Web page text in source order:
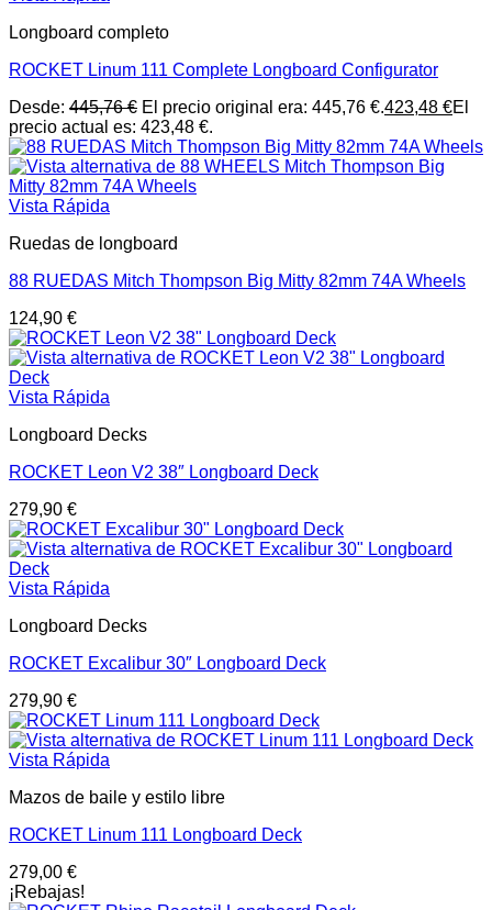
Longboard completo
ROCKET Linum 111 Complete Longboard Configurator
Desde: 445,76€ El precio original era: 445,76 €.423,48 €El
precio actual es: 423,48 €.
Vista Rápida
Ruedas de longboard
88 RUEDAS Mitch Thompson Big Mitty 82mm 74A Wheels
124,90 €
Vista Rápida
Longboard Decks
ROCKET Leon V2 38″ Longboard Deck
279,90 €
Vista Rápida
Longboard Decks
ROCKET Excalibur 30″ Longboard Deck
279,90 €
Vista Rápida
Mazos de baile y estilo libre
ROCKET Linum 111 Longboard Deck
279,00 €
¡Rebajas!